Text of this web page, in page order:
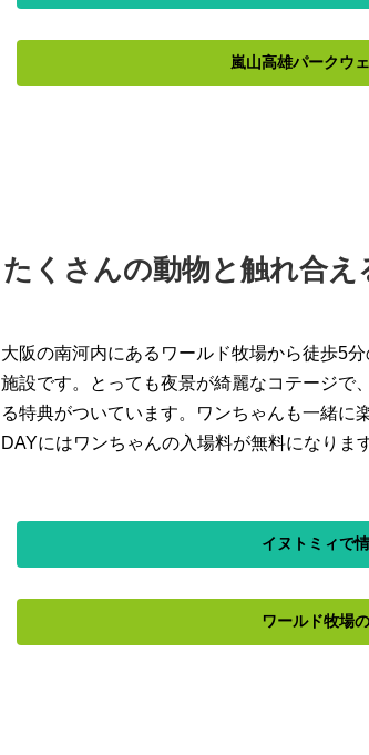
嵐山高雄パークウ
たくさんの動物と触れ合え
大阪の南河内にあるワールド牧場から徒歩5
施設です。とっても夜景が綺麗なコテージで
る特典がついています。ワンちゃんも一緒に
DAYにはワンちゃんの入場料が無料になりま
イヌトミィで
ワールド牧場